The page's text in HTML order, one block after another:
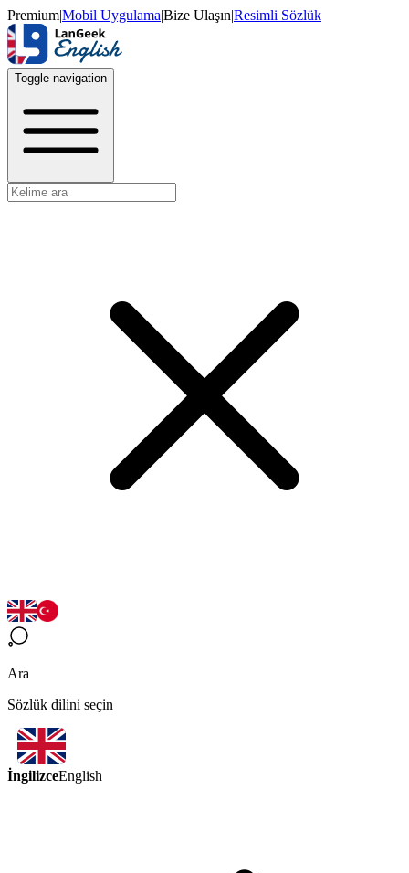
Premium|Mobil Uygulama|Bize Ulaşın|Resimli Sözlük
Toggle navigation
Ara
Sözlük dilini seçin
İngilizceEnglish